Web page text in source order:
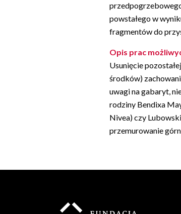
powstałego w
fragmentów do
Opis prac
Usunięcie
środków)
uwagi na gabaryt,
rodziny Bendixa
Nivea) czy
przemurowanie